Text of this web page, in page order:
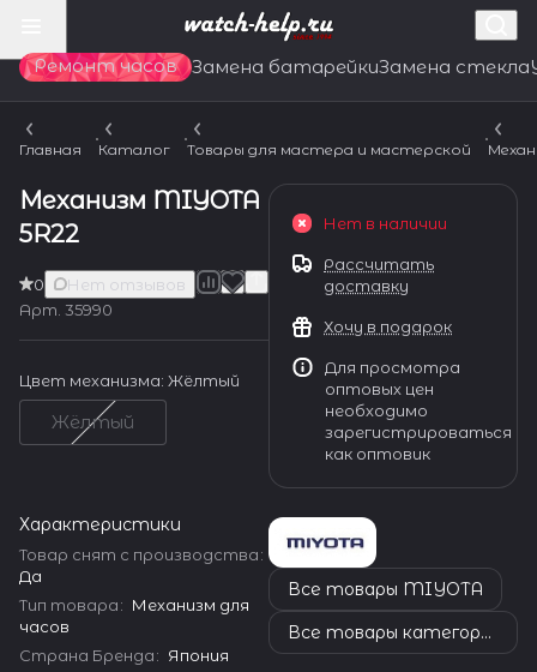
Ремонт часов Замена батарейкиЗамена стекла
Главная Каталог Товары для мастера и мастерской
Механизм MIYOTA
5R22
0
Нет отзывов
Арт. 35990
Цвет механизма: Жёлтый
Жёлтый
Характеристики
Товар снят с производства:
Да
Тип товара: Механизм для
часов
Страна Бренда: Япония
Нет в наличии
Рассчитать
доставку
Хочу в подарок
Для просмотра
оптовых цен
необходимо
зарегистрироваться
как оптовик
Все товары MIYOTA
Все товары категории